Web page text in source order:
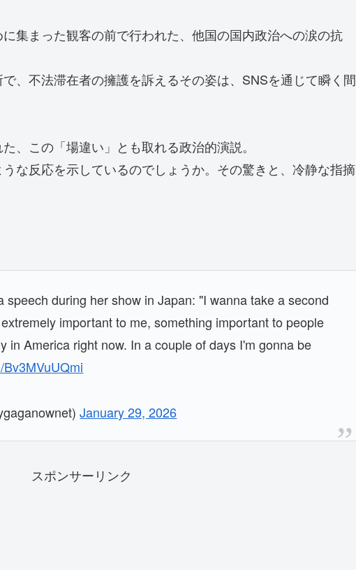
集まった観客の前で行われた、他国の国内政治への涙の抗
、不法滞在者の擁護を訴えるその姿は、SNSを通じて瞬く間
、この「場違い」とも取れる政治的演説。
な反応を示しているのでしょうか。その驚きと、冷静な指摘
speech during her show in Japan: "I wanna take a second
important to me, something important to people
in America right now. In a couple of days I'm gonna be
January 29, 2026
スポンサーリンク